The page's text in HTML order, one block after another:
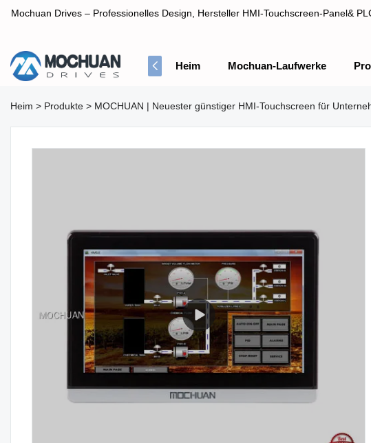
Mochuan Drives – Professionelles Design, Hersteller HMI-Touchscreen-Panel&
Professionelles Design, Hersteller HMI-Touchscreen-Panel& PLC
Heim Mochuan-Laufwerke
Heim > Produkte > MOCHUAN | Neuester günstiger HMI-Touchscreen für